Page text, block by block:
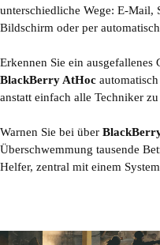
unterschiedliche Wege: E-Mail,
Bildschirm oder per
Erkennen Sie ein ausgefallenes
BlackBerry AtHoc
anstatt einfach alle Techniker
Warnen Sie bei über
Überschwemmung tausende
Helfer, zentral mit einem